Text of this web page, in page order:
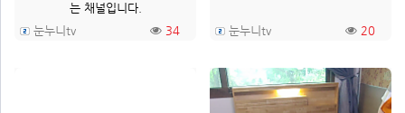
는 채널입니다.
눈누니tv
34 눈누니tv 20